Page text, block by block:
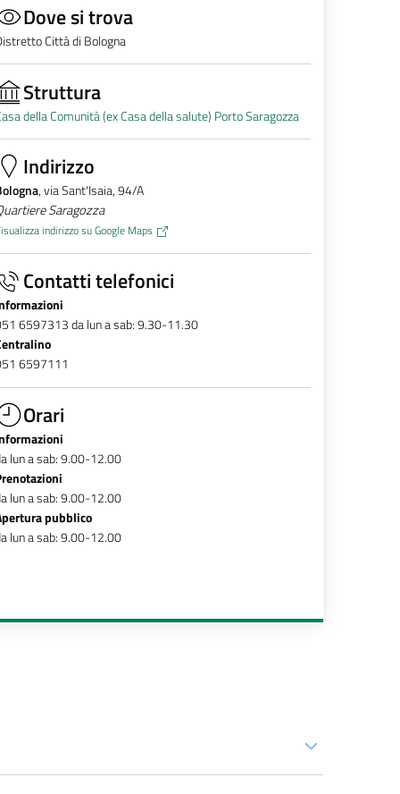
Dove si trova
Città di Bologna
Struttura
della Comunità (ex Casa della salute) Porto Saragozza
Indirizzo
, via Sant'Isaia, 94/A
Saragozza
indirizzo su Google Maps
Contatti telefonici
6597313 da lun a sab: 9.30-11.30
6597111
Orari
lun a sab: 9.00-12.00
lun a sab: 9.00-12.00
pubblico
lun a sab: 9.00-12.00